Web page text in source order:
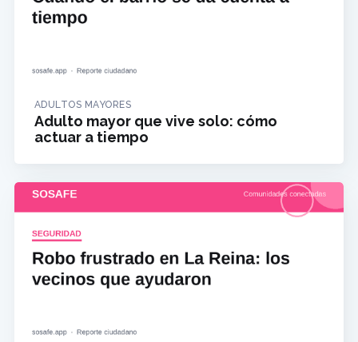
ADULTOS MAYORES
Adulto mayor que vive solo: cómo
actuar a tiempo